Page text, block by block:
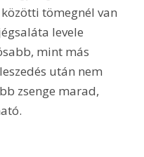
tömegnél van 
levele
mint más
után nem
zsenge marad,